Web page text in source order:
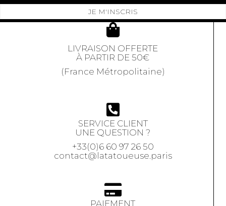
JE M'INSCRIS
LIVRAISON OFFERTE
À PARTIR DE 50€
(France Métropolitaine)
SERVICE CLIENT
UNE QUESTION ?
+33(0)6 60 97 26 50
contact@latatoueuse.paris
PAIEMENT